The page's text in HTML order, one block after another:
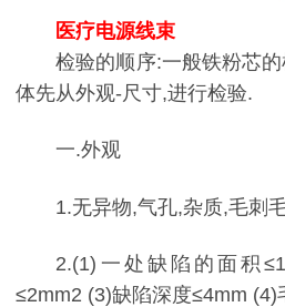
医疗电源线束
检验的顺序:一般铁粉芯
体先从外观-尺寸,进行检验.
一.外观
1.无异物,气孔,杂质,毛刺
2.(1)一处缺陷的面积
≤2mm2 (3)缺陷深度≤4mm (4)